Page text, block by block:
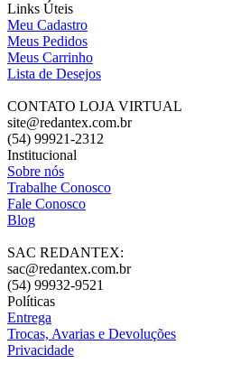
Links Úteis
Meu Cadastro
Meus Pedidos
Meus Carrinho
Lista de Desejos
CONTATO LOJA VIRTUAL
site@redantex.com.br
(54) 99921-2312
Institucional
Sobre nós
Trabalhe Conosco
Fale Conosco
Blog
SAC REDANTEX:
sac@redantex.com.br
(54) 99932-9521
Políticas
Entrega
Trocas, Avarias e Devoluções
Privacidade